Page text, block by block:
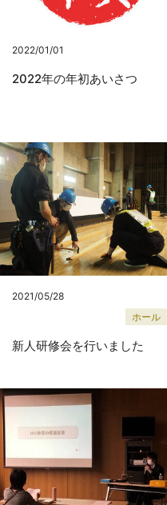
2022/01/01
2022年の年初あいさつ
2021/05/28
ホール
新人研修会を行いました